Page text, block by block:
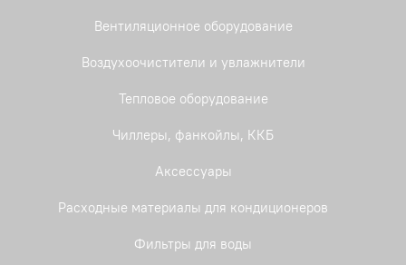
Вентиляционное оборудование
Воздухоочистители и увлажнители
Тепловое оборудование
Чиллеры, фанкойлы, ККБ
Аксессуары
Расходные материалы для кондиционеров
Фильтры для воды